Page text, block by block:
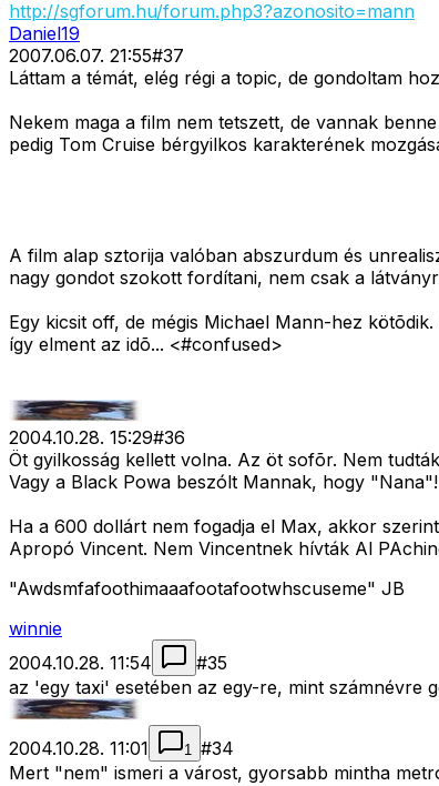
http://sgforum.hu/forum.php3?azonosito=mann
Daniel19
2007.06.07. 21:55#37
Láttam a témát, elég régi a topic, de gondoltam
Nekem maga a film nem tetszett, de vannak
pedig Tom Cruise bérgyilkos karakterének
A film alap sztorija valóban abszurdum és
nagy gondot szokott fordítani, nem csak a
Egy kicsit off, de mégis Michael Mann-hez
így elment az idõ... <#confused>
2004.10.28. 15:29#36
Öt gyilkosság kellett volna. Az öt sofõr. Nem
Vagy a Black Powa beszólt Mannak, hogy
Ha a 600 dollárt nem fogadja el Max, akkor
Apropó Vincent. Nem Vincentnek hívták Al
"Awdsmfafoothimaaafootafootwhscuseme" JB
winnie
2004.10.28. 11:54
#35
az 'egy taxi' esetében az egy-re, mint számnévre
2004.10.28. 11:01 1 #34
Mert "nem" ismeri a várost, gyorsabb mintha